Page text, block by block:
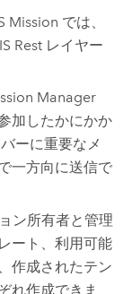
Mission では、
Rest レイヤー
Manager
加したかにかか
ーに重要なメ
一方向に送信で
ン所有者と管理
ート、利用可能
作成されたテン
れ作成できま